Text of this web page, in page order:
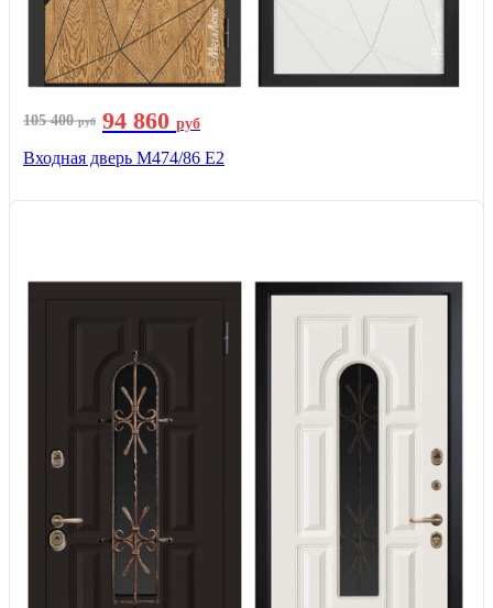
105 400руб 94 860 руб
Входная дверь М474/86 Е2